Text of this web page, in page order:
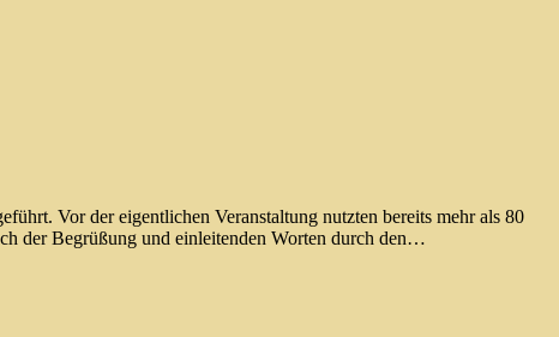
Vor der eigentlichen Veranstaltung nutzten bereits mehr als 80
der Begrüßung und einleitenden Worten durch den…